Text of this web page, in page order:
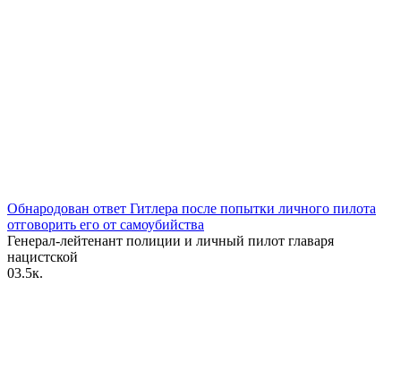
Обнародован ответ Гитлера после попытки личного пилота
отговорить его от самоубийства
Генерал-лейтенант полиции и личный пилот главаря
нацистской
03.5к.